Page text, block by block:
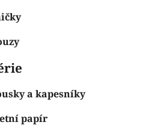
a kapesníky
papír